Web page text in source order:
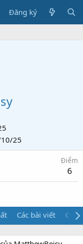
Đăng ký
25
Điểm
6
Các bài viết Giới